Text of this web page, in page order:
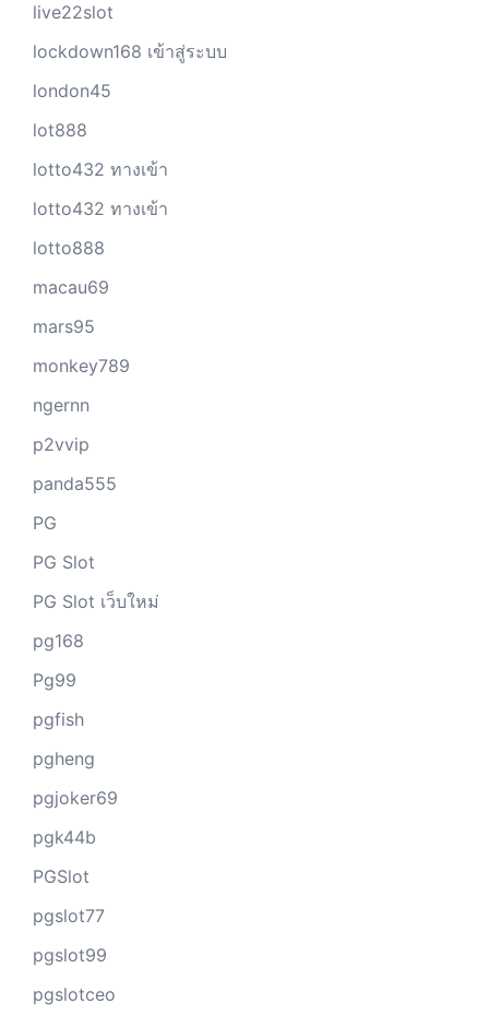
live22slot
lockdown168 เข้าสู่ระบบ
london45
lot888
lotto432 ทางเข้า
lotto432 ทางเข้า
lotto888
macau69
mars95
monkey789
ngernn
p2vvip
panda555
PG
PG Slot
PG Slot เว็บใหม่
pg168
Pg99
pgfish
pgheng
pgjoker69
pgk44b
PGSlot
pgslot77
pgslot99
pgslotceo